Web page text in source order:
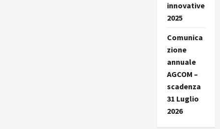
innovative
2025
Comunica
zione
annuale
AGCOM –
scadenza
31 Luglio
2026